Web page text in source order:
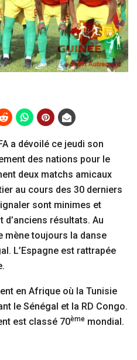
a dévoilé ce jeudi son
des nations pour le
deux matchs amicaux
au cours des 30 derniers
sont minimes et
d’anciens résultats. Au
mène toujours la danse
L’Espagne est rattrapée
en Afrique où la Tunisie
le Sénégal et la RD Congo.
est classé 70ème mondial.